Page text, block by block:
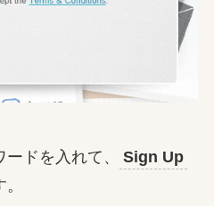
ドを入れて、
Sign Up